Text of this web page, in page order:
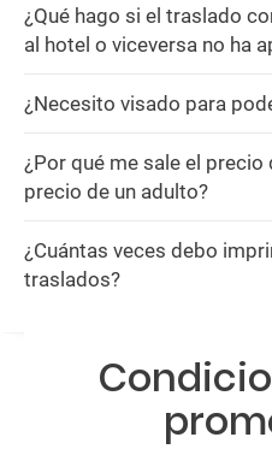
¿Qué hago si el traslado
al hotel o viceversa no ha
¿Necesito visado para
¿Por qué me sale el precio
precio de un adulto?
¿Cuántas veces debo
traslados?